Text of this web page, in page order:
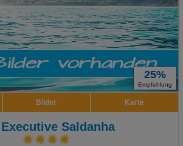
25%
Empfehlung
Bilder Karte
Saldanha